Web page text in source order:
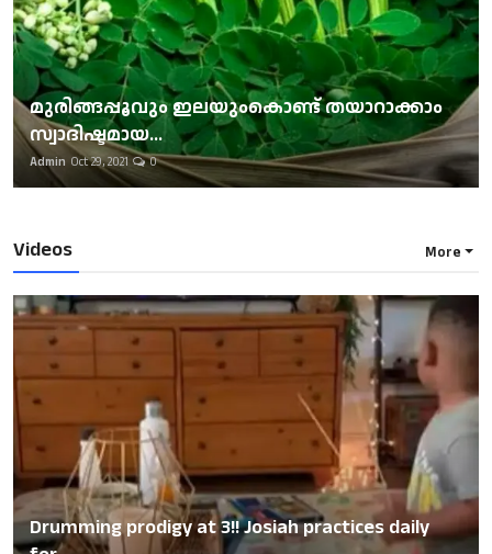
മുരിങ്ങപ്പൂവും ഇലയുംകൊണ്ട് തയാറാക്കാം
സ്വാദിഷ്ടമായ...
Admin Oct 29, 2021 0
Videos More
Drumming prodigy at 3!! Josiah practices daily